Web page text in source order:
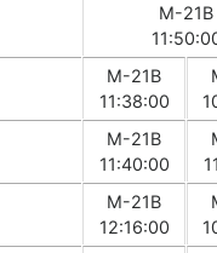
M-21B
M-21B
11:38:00
M-21B
11:40:00
M-21B
12:16:00